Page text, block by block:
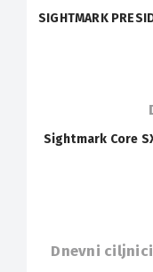
SIGHTMARK
Sightmark Core
Dnevni ciljnici